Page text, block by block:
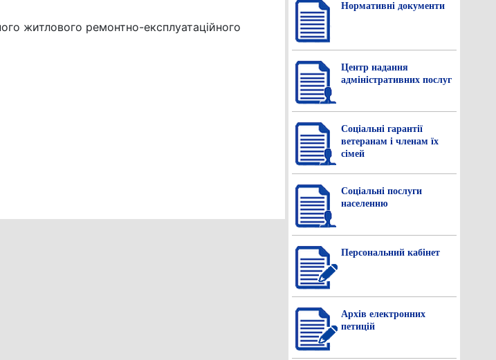
житлового ремонтно-експлуатаційного
Нормативнi документи
Центр надання
адміністративних послуг
Соціальні гарантії
ветеранам і членам їх
сімей
Соціальні послуги
населенню
Персональний кабінет
Архів електронних
петицій